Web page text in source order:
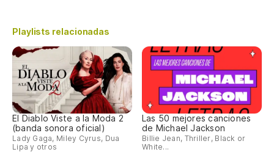
Playlists relacionadas
El Diablo Viste a la Moda 2
(banda sonora oficial)
Lady Gaga, Miley Cyrus, Dua
Lipa y otros
Las 50 mejores canciones
de Michael Jackson
Billie Jean, Thriller, Black or
White...